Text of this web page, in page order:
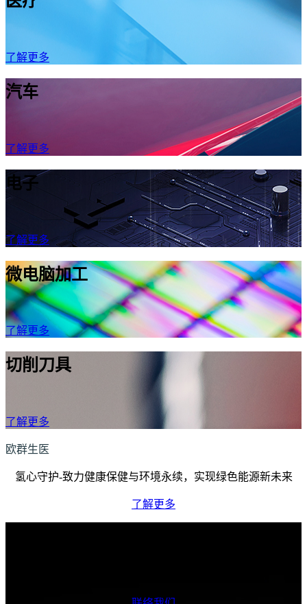
了解更多
汽车
了解更多
电子
了解更多
微电脑加工
了解更多
切削刀具
了解更多
欧群生医
氢心守护-致力健康保健与环境永续，实现绿色能源新未来
了解更多